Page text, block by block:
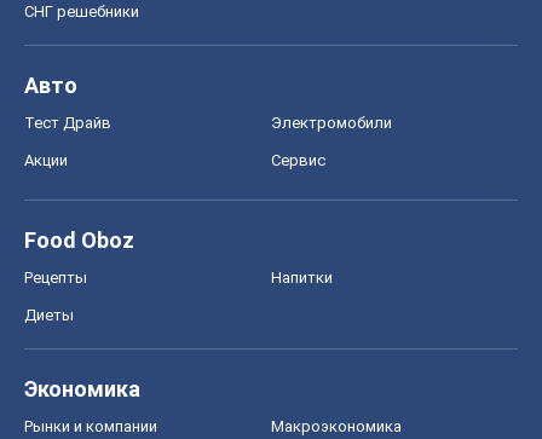
СНГ решебники
Авто
Тест Драйв Электромобили
Акции Сервис
Food Oboz
Рецепты Напитки
Диеты
Экономика
Рынки и компании Mакроэкономика